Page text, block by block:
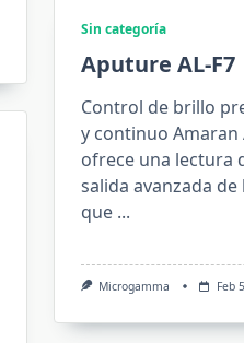
Sin categoría
Aputure AL-F7
Control de brillo
y continuo Amaran
ofrece una lectura
salida avanzada de
que ...
Microgamma Feb